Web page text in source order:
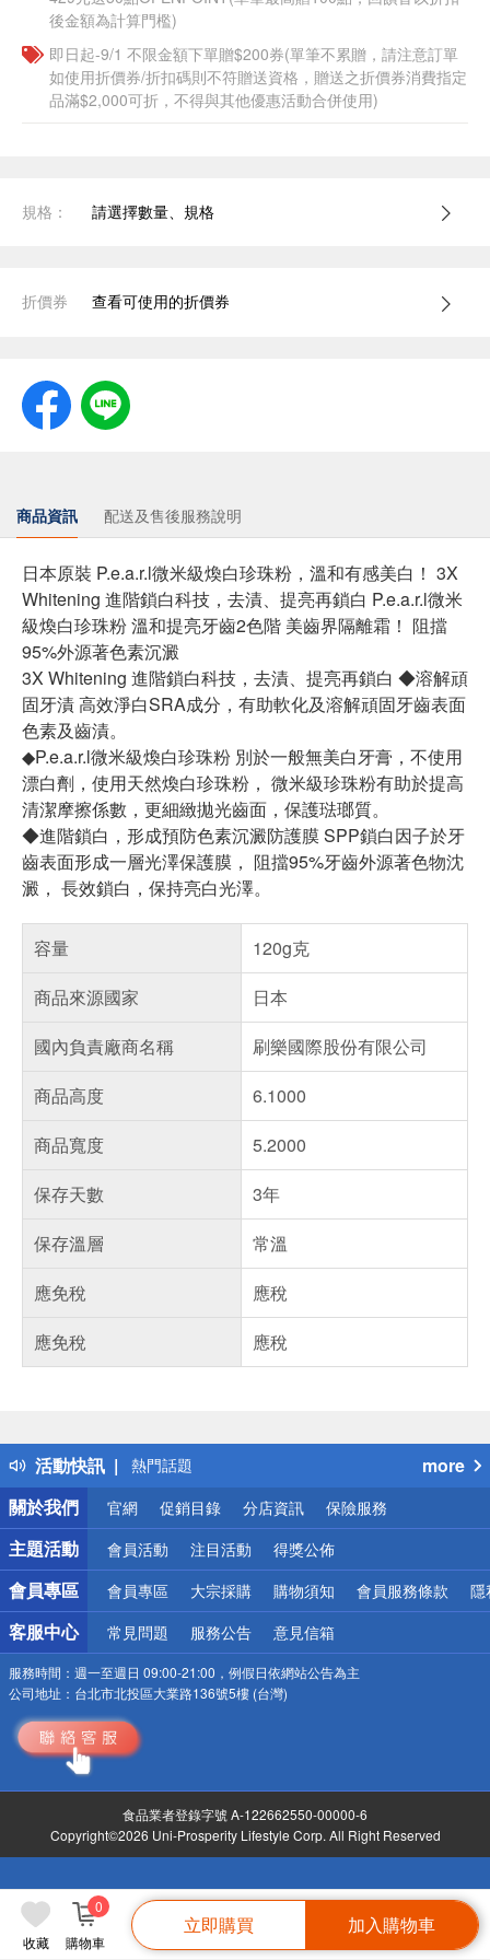
後金額為計算門檻)
即日起-9/1 不限金額下單贈$200券(單筆不累贈，請注意訂單
如使用折價券/折扣碼則不符贈送資格，贈送之折價券消費指定
品滿$2,000可折，不得與其他優惠活動合併使用)
收藏 購物車
0
立即購買 加入購物車
規格： 請選擇數量、規格
折價券 查看可使用的折價券
商品資訊 配送及售後服務說明
日本原裝 P.e.a.r.l微米級煥白珍珠粉，溫和有感美白！ 3X
Whitening 進階鎖白科技，去漬、提亮再鎖白 P.e.a.r.l微米
級煥白珍珠粉 溫和提亮牙齒2色階 美齒界隔離霜！ 阻擋
95%外源著色素沉澱
3X Whitening 進階鎖白科技，去漬、提亮再鎖白 ◆溶解頑
固牙漬 高效淨白SRA成分，有助軟化及溶解頑固牙齒表面
色素及齒漬。
◆P.e.a.r.l微米級煥白珍珠粉 別於一般無美白牙膏，不使用
漂白劑，使用天然煥白珍珠粉， 微米級珍珠粉有助於提高
清潔摩擦係數，更細緻拋光齒面，保護琺瑯質。
◆進階鎖白，形成預防色素沉澱防護膜 SPP鎖白因子於牙
齒表面形成一層光澤保護膜， 阻擋95%牙齒外源著色物沈
澱， 長效鎖白，保持亮白光澤。
容量
120g克
商品來源國家
日本
國內負責廠商名稱
刷樂國際股份有限公司
商品高度
6.1000
商品寬度
5.2000
保存天數
3年
保存溫層
常溫
應免稅
應稅
應免稅
應稅
活動快訊
得獎公告
熱門話題
銀行優惠
偏遠地區配送
詐騙網頁！請小心！
more
關於我們
官網 促銷目錄 分店資訊 保險服務
主題活動 會員活動 注目活動 得獎公佈
會員專區 會員專區 大宗採購 購物須知 會員服務條款 隱
客服中心 常見問題 服務公告 意見信箱
服務時間： 週一至週日 09:00-21:00，例假日依網站公告為主
公司地址： 台北市北投區大業路136號5樓 (台灣)
食品業者登錄字號 A-122662550-00000-6
Copyright©2026 Uni-Prosperity Lifestyle Corp. All Right Reserved